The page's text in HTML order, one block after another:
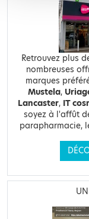
Retrouvez plus
nombreuses
marques
Mustela,
Lancaster, IT
soyez à l'affût
parapharmacie,